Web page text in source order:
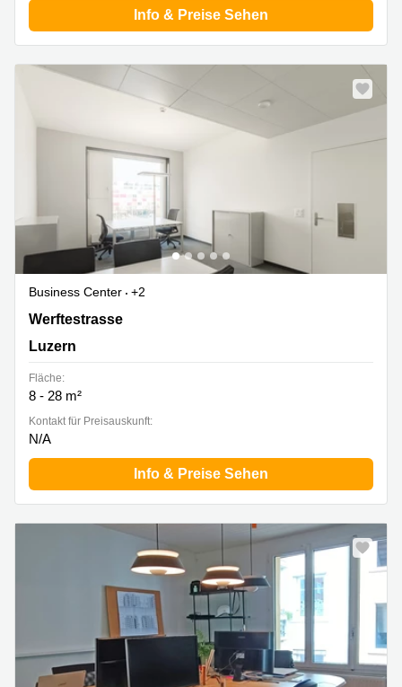
Info & Preise Sehen
Business Center
+2
Werftestrasse 4, Luzern
Werftestrasse
Luzern
Fläche:
8 - 28 m²
Kontakt für Preisauskunft:
N/A
Info & Preise Sehen